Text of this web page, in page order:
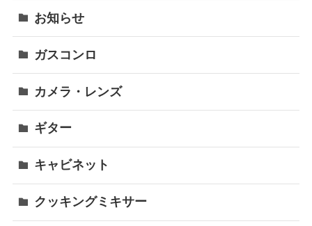
お知らせ
ガスコンロ
カメラ・レンズ
ギター
キャビネット
クッキングミキサー